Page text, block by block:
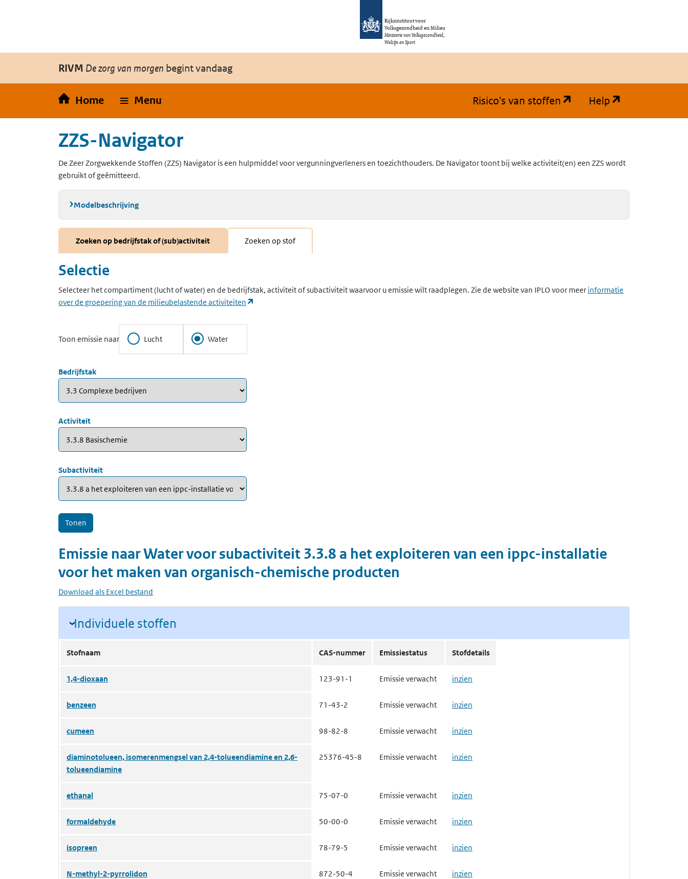
Rijksinstituut voor
Volksgezondheid en Milieu
Ministerie van Volksgezondheid,
Welzijn en Sport
RIVM De zorg van morgen begint vandaag
Home Menu Risico's van stoffen (opent in een nieuw
Help
ZZS-Navigator
De Zeer Zorgwekkende Stoffen (ZZS) Navigator is een hulpmiddel voor vergunningverleners en toezichthouders. De Navigator toont bij welke activiteit(en) een ZZS wordt
gebruikt of geëmitteerd.
Modelbeschrijving
Zoeken op bedrijfstak of (sub)activiteit Zoeken op stof
Selectie
Selecteer het compartiment (lucht of water) en de bedrijfstak, activiteit of subactiviteit waarvoor u emissie wilt raadplegen. Zie de website van IPLO voor meer informatie
over de groepering van de milieubelastende activiteiten
Toon emissie naar Lucht Water
Bedrijfstak
Activiteit
Subactiviteit
Emissie naarWatervoorsubactiviteit 3.3.8 a het exploiteren van een ippc-installatie
voor het maken van organisch-chemische producten
Download als Excel bestand
Individuele stoffen
Stofnaam CAS-nummer Emissiestatus Stofdetails
1,4-dioxaan 123-91-1 Emissie verwacht inzien
benzeen 71-43-2 Emissie verwacht inzien
cumeen 98-82-8 Emissie verwacht inzien
diaminotolueen, isomerenmengsel van 2,4-tolueendiamine en 2,6-
tolueendiamine
25376-45-8 Emissie verwacht inzien
ethanal 75-07-0 Emissie verwacht inzien
formaldehyde 50-00-0 Emissie verwacht inzien
isopreen 78-79-5 Emissie verwacht inzien
N-methyl-2-pyrrolidon 872-50-4 Emissie verwacht inzien